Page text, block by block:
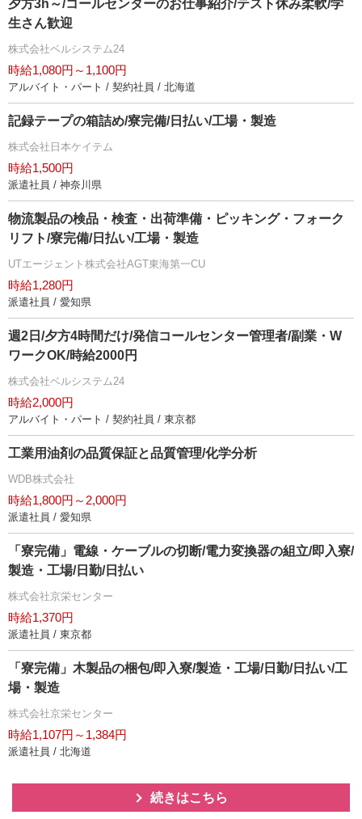
夕方3h～/コールセンターのお仕事紹介/テスト休み柔軟/学
生さん歓迎
株式会社ベルシステム24
時給1,080円～1,100円
アルバイト・パート / 契約社員 / 北海道
記録テープの箱詰め/寮完備/日払い/工場・製造
株式会社日本ケイテム
時給1,500円
派遣社員 / 神奈川県
物流製品の検品・検査・出荷準備・ピッキング・フォーク
リフト/寮完備/日払い/工場・製造
UTエージェント株式会社AGT東海第一CU
時給1,280円
派遣社員 / 愛知県
週2日/夕方4時間だけ/発信コールセンター管理者/副業・W
ワークOK/時給2000円
株式会社ベルシステム24
時給2,000円
アルバイト・パート / 契約社員 / 東京都
工業用油剤の品質保証と品質管理/化学分析
WDB株式会社
時給1,800円～2,000円
派遣社員 / 愛知県
「寮完備」電線・ケーブルの切断/電力変換器の組立/即入寮/
製造・工場/日勤/日払い
株式会社京栄センター
時給1,370円
派遣社員 / 東京都
「寮完備」木製品の梱包/即入寮/製造・工場/日勤/日払い/工
場・製造
株式会社京栄センター
時給1,107円～1,384円
派遣社員 / 北海道
続きはこちら